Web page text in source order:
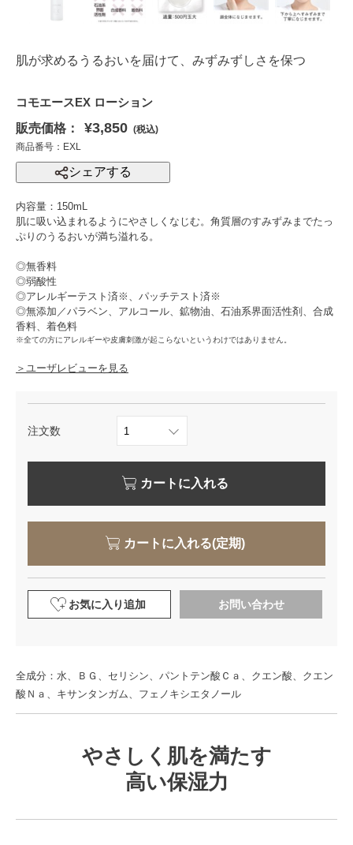
肌が求めるうるおいを届けて、みずみずしさを保つ
コモエースEX ローション
販売価格：
¥3,850 (税込)
商品番号：EXL
シェアする
内容量：150mL
肌に吸い込まれるようにやさしくなじむ。角質層のすみずみまでたっ
ぷりのうるおいが満ち溢れる。
◎無香料
◎弱酸性
◎アレルギーテスト済※、パッチテスト済※
◎無添加／パラベン、アルコール、鉱物油、石油系界面活性剤、合成
香料、着色料
※全ての方にアレルギーや皮膚刺激が起こらないというわけではありません。
＞ユーザレビューを見る
注文数
カートに入れる
カートに入れる(定期)
お気に入り追加 お問い合わせ
全成分：水、ＢＧ、セリシン、パントテン酸Ｃａ、クエン酸、クエン
酸Ｎａ、キサンタンガム、フェノキシエタノール
やさしく肌を満たす
高い保湿力